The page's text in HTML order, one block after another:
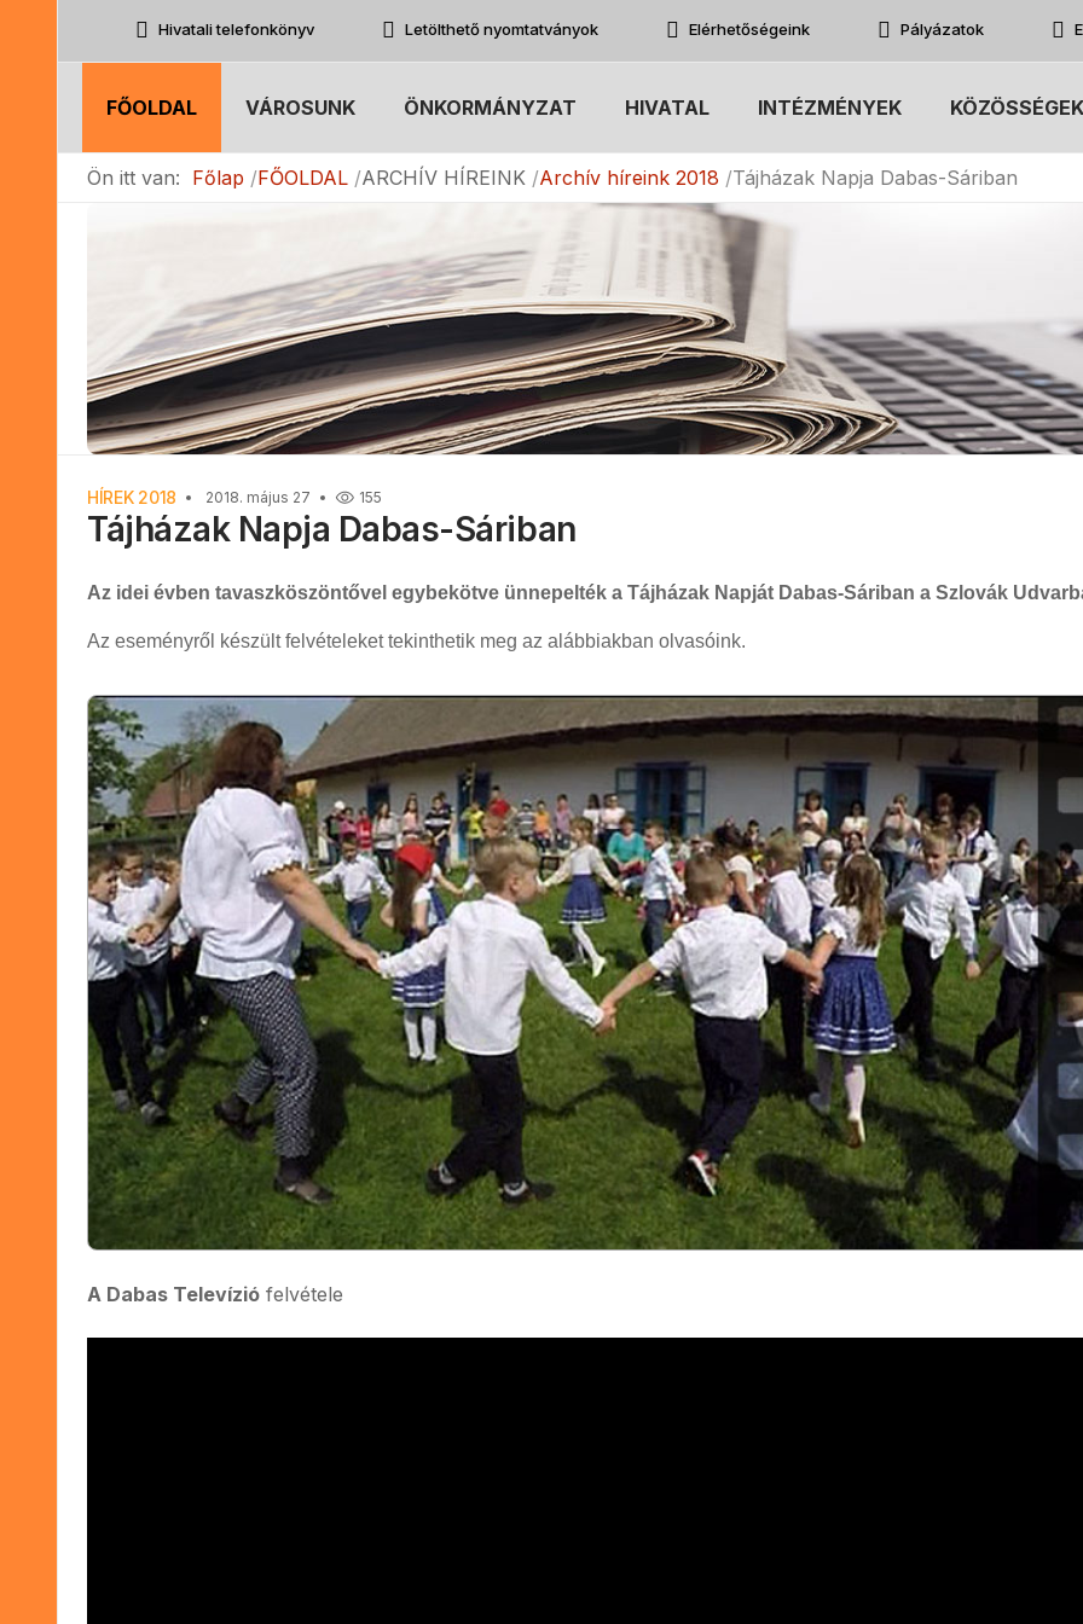
Hivatali telefonkönyv Letölthető nyomtatványok Elérhetőségeink Pályázatok
FŐOLDAL VÁROSUNK ÖNKORMÁNYZAT HIVATAL INTÉZMÉNYEK KÖZÖSSÉGEK
Ön itt van: Főlap FŐOLDAL ARCHÍV HÍREINK Archív híreink 2018 Tájházak Napja Dabas-Sáriban
HÍREK 2018 2018. május 27 155
Tájházak Napja Dabas-Sáriban
Az idei évben tavaszköszöntővel egybekötve ünnepelték a Tájházak Napját Dabas-Sáriban a Szlovák
Az eseményről készült felvételeket tekinthetik meg az alábbiakban olvasóink.
A Dabas Televízió felvétele